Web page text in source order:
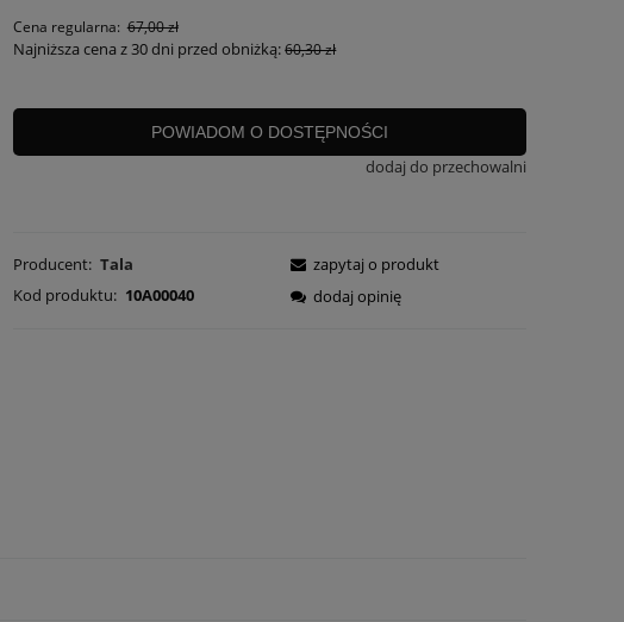
Cena regularna: 67,00 zł
Najniższa cena z 30 dni przed obniżką:60,30 zł
POWIADOM O DOSTĘPNOŚCI
dodaj do przechowalni
Producent: Tala
Kod produktu: 10A00040
zapytaj o produkt
dodaj opinię